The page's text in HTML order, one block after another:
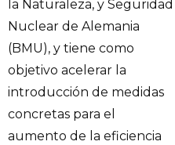
la Naturaleza, y Seguridad
Nuclear de Alemania
(BMU), y tiene como
objetivo acelerar la
introducción de medidas
concretas para el
aumento de la eficiencia